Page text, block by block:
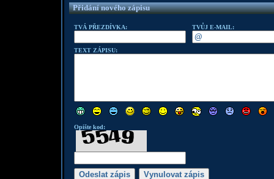
Přidání nového zápisu
TVÁ PŘEZDÍVKA: TVŮJ E-MAIL:
TEXT ZÁPISU:
Opište kod: